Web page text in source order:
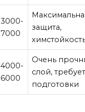
3000-
7000
защита,
4000-
6000
Очень
слой,
подготовки